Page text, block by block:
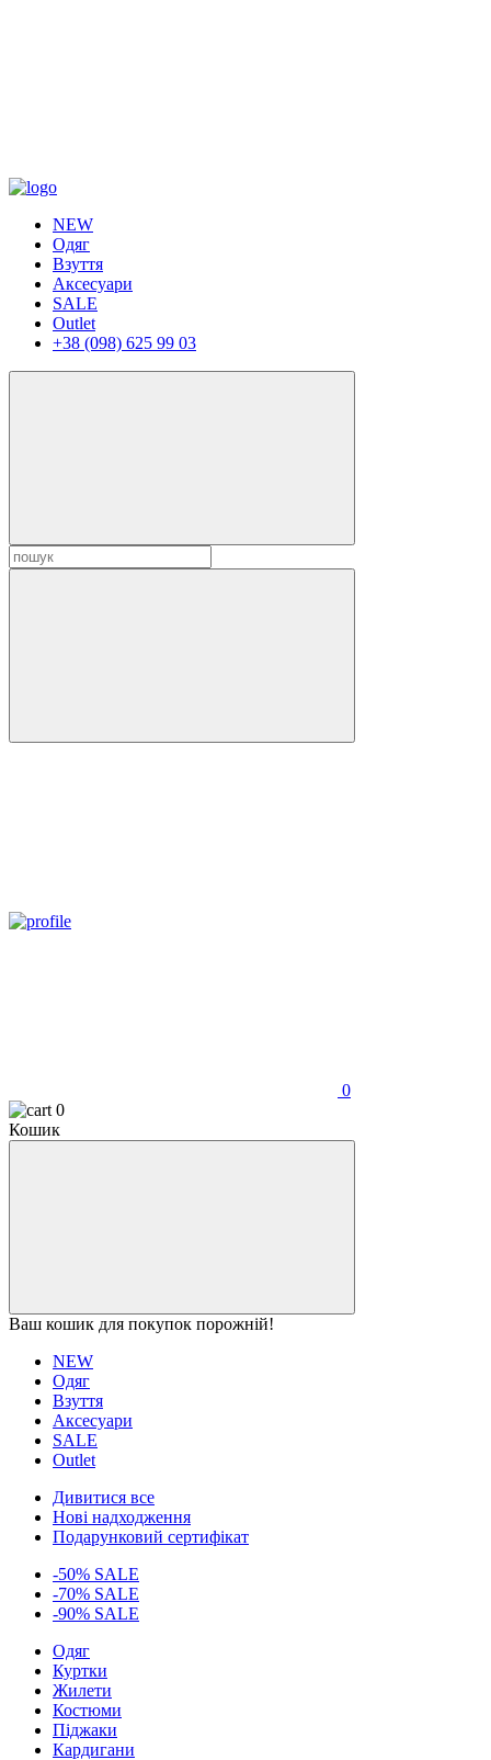
NEW
Одяг
Взуття
Аксесуари
SALE
Outlet
+38 (098) 625 99 03
0
0
Кошик
Ваш кошик для покупок порожній!
NEW
Одяг
Взуття
Аксесуари
SALE
Outlet
Дивитися все
Нові надходження
Подарунковий сертифікат
-50% SALE
-70% SALE
-90% SALE
Одяг
Куртки
Жилети
Костюми
Піджаки
Кардигани